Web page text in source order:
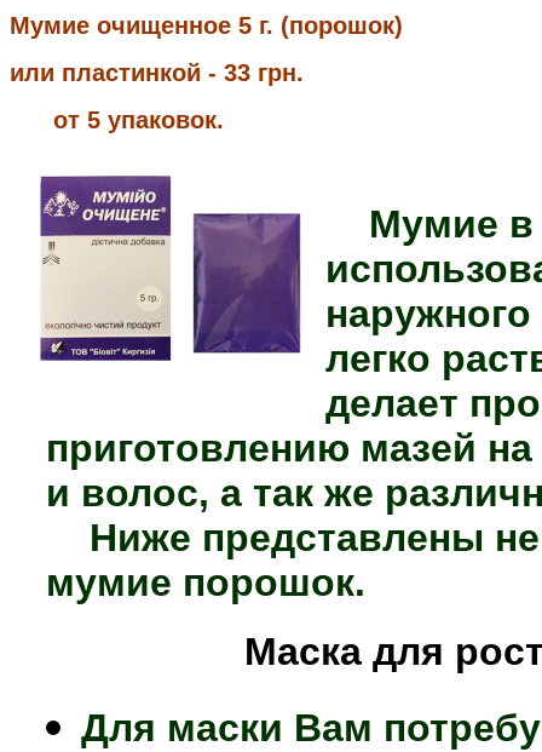
Мумие очищенное 5 г. (порошок)
или пластинкой - 33 грн.
      от 5 упаковок.
Мумие в
легко
делает
приготовлению мазей
и волос, а так же
Ниже представлены
мумие порошок.
Маска для
Для маски Вам